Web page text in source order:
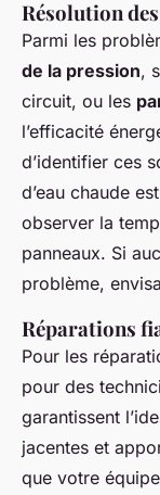
Résolution
Parmi les
de la pression,
circuit, ou les
l’efficacité
d’identifier ces
d’eau chaude
observer la
panneaux. Si
problème,
Réparations
Pour les
pour des
garantissent
jacentes et
que votre